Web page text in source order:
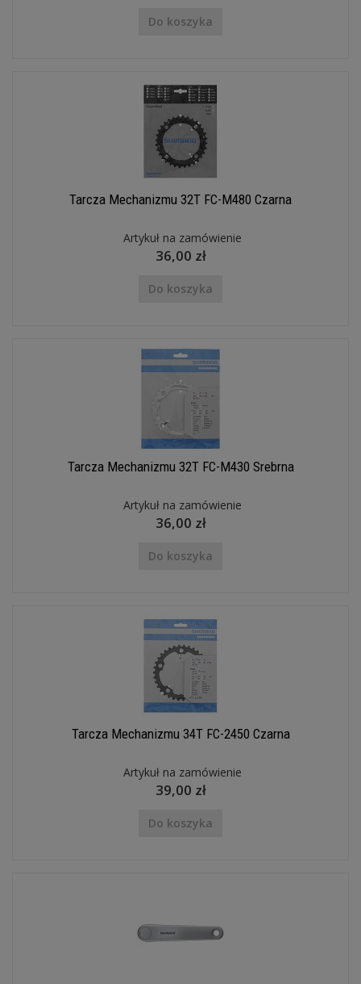
Do koszyka
Tarcza Mechanizmu 32T FC-M480 Czarna
Artykuł na zamówienie
36,00 zł
Do koszyka
Tarcza Mechanizmu 32T FC-M430 Srebrna
Artykuł na zamówienie
36,00 zł
Do koszyka
Tarcza Mechanizmu 34T FC-2450 Czarna
Artykuł na zamówienie
39,00 zł
Do koszyka